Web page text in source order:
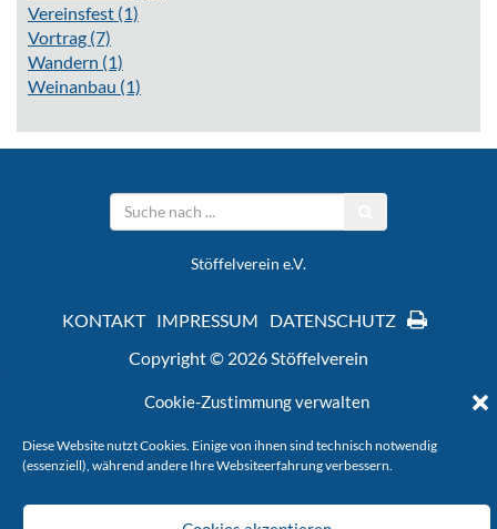
Cookie-Zustimmung verwalten
Diese Website nutzt Cookies. Einige von ihnen sind technisch notwendig
(essenziell), während andere Ihre Websiteerfahrung verbessern.
Vereinsfest (1)
Vortrag (7)
Wandern (1)
Weinanbau (1)
Stöffelverein e.V.
KONTAKT IMPRESSUM
DATENSCHUTZ
Copyright © 2026 Stöffelverein